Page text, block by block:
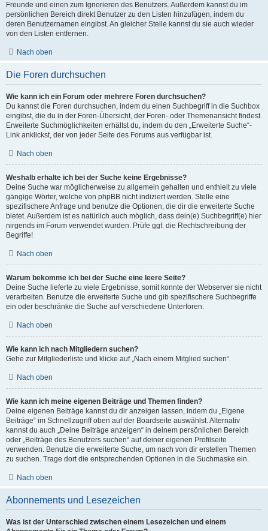
Freunde und einen zum Ignorieren des Benutzers. Außerdem kannst du im
persönlichen Bereich direkt Benutzer zu den Listen hinzufügen, indem du
deren Benutzernamen eingibst. An gleicher Stelle kannst du sie auch wieder
von den Listen entfernen.
Nach oben
Die Foren durchsuchen
Wie kann ich ein Forum oder mehrere Foren durchsuchen?
Du kannst die Foren durchsuchen, indem du einen Suchbegriff in die Suchbox
eingibst, die du in der Foren-Übersicht, der Foren- oder Themenansicht findest.
Erweiterte Suchmöglichkeiten erhältst du, indem du den „Erweiterte Suche“-
Link anklickst, der von jeder Seite des Forums aus verfügbar ist.
Nach oben
Weshalb erhalte ich bei der Suche keine Ergebnisse?
Deine Suche war möglicherweise zu allgemein gehalten und enthielt zu viele
gängige Wörter, welche von phpBB nicht indiziert werden. Stelle eine
spezifischere Anfrage und benutze die Optionen, die dir die erweiterte Suche
bietet. Außerdem ist es natürlich auch möglich, dass dein(e) Suchbegriff(e) hier
nirgends im Forum verwendet wurden. Prüfe ggf. die Rechtschreibung der
Begriffe!
Nach oben
Warum bekomme ich bei der Suche eine leere Seite?
Deine Suche lieferte zu viele Ergebnisse, somit konnte der Webserver sie nicht
verarbeiten. Benutze die erweiterte Suche und gib spezifischere Suchbegriffe
ein oder beschränke die Suche auf verschiedene Unterforen.
Nach oben
Wie kann ich nach Mitgliedern suchen?
Gehe zur Mitgliederliste und klicke auf „Nach einem Mitglied suchen“.
Nach oben
Wie kann ich meine eigenen Beiträge und Themen finden?
Deine eigenen Beiträge kannst du dir anzeigen lassen, indem du „Eigene
Beiträge“ im Schnellzugriff oben auf der Boardseite auswählst. Alternativ
kannst du auch „Deine Beiträge anzeigen“ in deinem persönlichen Bereich
oder „Beiträge des Benutzers suchen“ auf deiner eigenen Profilseite
verwenden. Benutze die erweiterte Suche, um nach von dir erstellen Themen
zu suchen. Trage dort die entsprechenden Optionen in die Suchmaske ein.
Nach oben
Abonnements und Lesezeichen
Was ist der Unterschied zwischen einem Lesezeichen und einem